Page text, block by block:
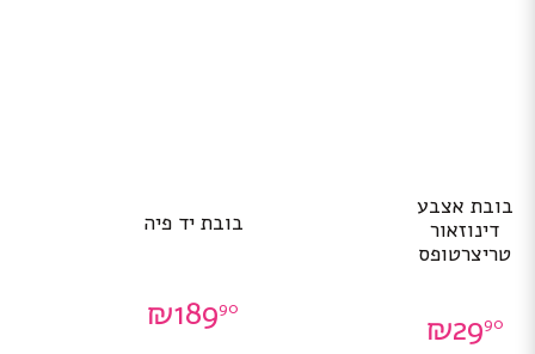
בובת אצבע
דינוזאור
טריצרטופס
₪2990
בובת יד פיה
₪18990